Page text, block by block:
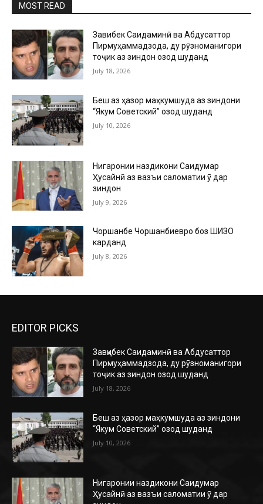
MOST READ
Завқибек Саидаминӣ ва Абдусаттор
Пирмуҳаммадзода, ду рӯзноманигори
тоҷик аз зиндон озод шуданд
July 18, 2026
Беш аз ҳазор маҳкумшуда аз зиндони
“Якум Советский” озод шуданд
July 10, 2026
Нигаронии наздикони Саидумар
Ҳусайнӣ аз вазъи саломатии ӯ дар
зиндон
July 9, 2026
Чоршанбе Чоршанбиевро боз ШИЗО
карданд
July 8, 2026
EDITOR PICKS
Завқибек Саидаминӣ ва Абдусаттор
Пирмуҳаммадзода, ду рӯзноманигори
тоҷик аз зиндон озод шуданд
July 18, 2026
Беш аз ҳазор маҳкумшуда аз зиндони
“Якум Советский” озод шуданд
July 10, 2026
Нигаронии наздикони Саидумар
Ҳусайнӣ аз вазъи саломатии ӯ дар